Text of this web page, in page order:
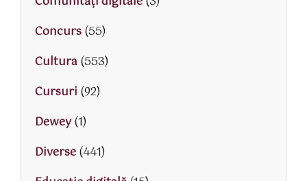
Concurs(55)
Cultura(553)
Cursuri (92)
Dewey(1)
Diverse(441)